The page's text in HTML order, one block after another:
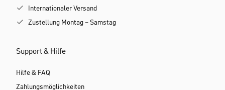
Internationaler Versand
Zustellung Montag – Samstag
Support & Hilfe
Hilfe & FAQ
Zahlungsmöglichkeiten